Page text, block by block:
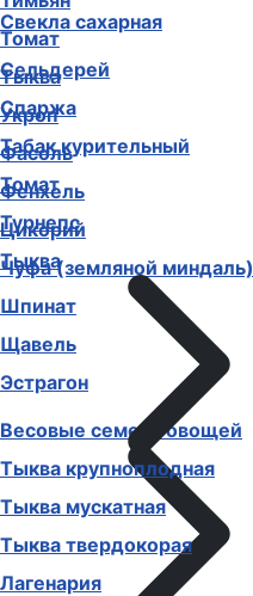
Томат
Тыква
Укроп
Фасоль
Фенхель
Цикорий
Чуфа (земляной миндаль)
Шпинат
Щавель
Эстрагон
Весовые семена овощей
Свекла сахарная
Сельдерей
Спаржа
Табак курительный
Томат
Турнепс
Тыква
Тыква крупноплодная
Тыква мускатная
Тыква твердокорая
Лагенария